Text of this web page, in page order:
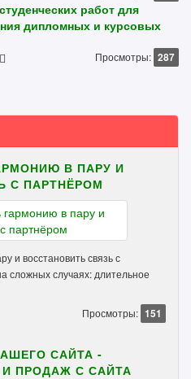
работ для
дипломных и курсовых
Просмотры: 287
В ПАРУ И
С ПАРТНЁРОМ
и восстановить связь с
сложных случаях: длительное
Просмотры: 151
САЙТА -
ПРОДАЖ С САЙТА